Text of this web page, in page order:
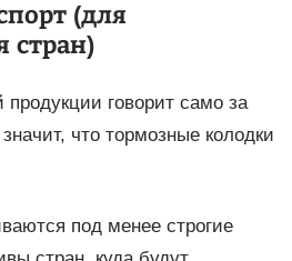
(для
стран)
продукции говорит само за
что тормозные колодки
под менее строгие